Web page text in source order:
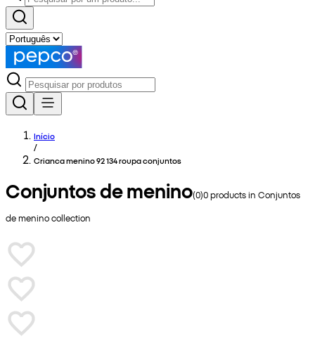
Início
/
Crianca menino 92 134 roupa conjuntos
Conjuntos de menino(0)0products in Conjuntos
de meninocollection